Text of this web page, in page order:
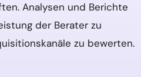
Analysen und Berichte
der Berater zu
zu bewerten.